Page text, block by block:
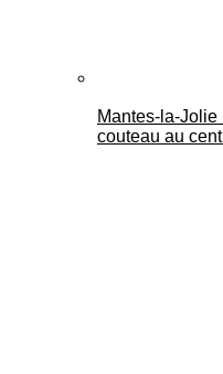
Mantes-la-Jolie
couteau au